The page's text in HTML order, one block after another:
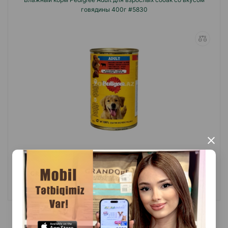
×
говядины 400г #5830
Масса Цена
Купить
1 шт
3.50 Hет
B наличии